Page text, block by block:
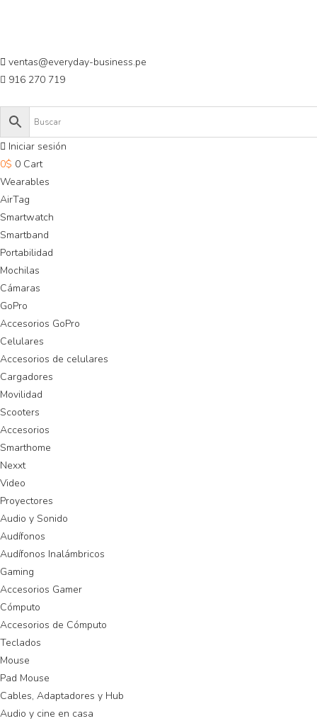
ventas@everyday-business.pe
916 270 719
Iniciar sesión
0$ 0 Cart
Wearables
AirTag
Smartwatch
Smartband
Portabilidad
Mochilas
Cámaras
GoPro
Accesorios GoPro
Celulares
Accesorios de celulares
Cargadores
Movilidad
Scooters
Accesorios
Smarthome
Nexxt
Video
Proyectores
Audio y Sonido
Audífonos
Audífonos Inalámbricos
Gaming
Accesorios Gamer
Cómputo
Accesorios de Cómputo
Teclados
Mouse
Pad Mouse
Cables, Adaptadores y Hub
Audio y cine en casa